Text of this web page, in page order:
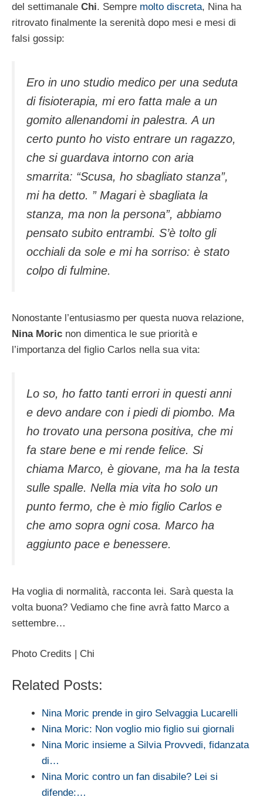
del settimanale Chi. Sempre molto discreta, Nina ha
ritrovato finalmente la serenità dopo mesi e mesi di
falsi gossip:
Ero in uno studio medico per una seduta
di fisioterapia, mi ero fatta male a un
gomito allenandomi in palestra. A un
certo punto ho visto entrare un ragazzo,
che si guardava intorno con aria
smarrita: “Scusa, ho sbagliato stanza”,
mi ha detto. ” Magari è sbagliata la
stanza, ma non la persona”, abbiamo
pensato subito entrambi. S’è tolto gli
occhiali da sole e mi ha sorriso: è stato
colpo di fulmine.
Nonostante l’entusiasmo per questa nuova relazione,
Nina Moric non dimentica le sue priorità e
l’importanza del figlio Carlos nella sua vita:
Lo so, ho fatto tanti errori in questi anni
e devo andare con i piedi di piombo. Ma
ho trovato una persona positiva, che mi
fa stare bene e mi rende felice. Si
chiama Marco, è giovane, ma ha la testa
sulle spalle. Nella mia vita ho solo un
punto fermo, che è mio figlio Carlos e
che amo sopra ogni cosa. Marco ha
aggiunto pace e benessere.
Ha voglia di normalità, racconta lei. Sarà questa la
volta buona? Vediamo che fine avrà fatto Marco a
settembre…
Photo Credits | Chi
Related Posts:
Nina Moric prende in giro Selvaggia Lucarelli
Nina Moric: Non voglio mio figlio sui giornali
Nina Moric insieme a Silvia Provvedi, fidanzata
di…
Nina Moric contro un fan disabile? Lei si
difende:…